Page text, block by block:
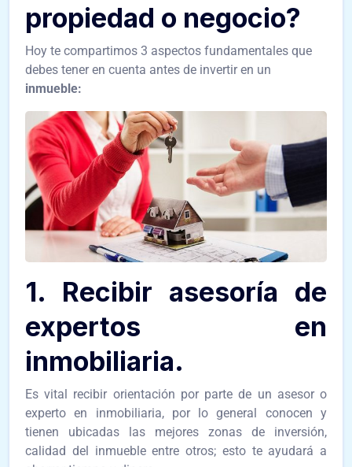
propiedad o negocio?
Hoy te compartimos 3 aspectos fundamentales que
debes tener en cuenta antes de invertir en un
inmueble:
1. Recibir asesoría de
expertos en
inmobiliaria.
Es vital recibir orientación por parte de un asesor o
experto en inmobiliaria, por lo general conocen y
tienen ubicadas las mejores zonas de inversión,
calidad del inmueble entre otros; esto te ayudará a